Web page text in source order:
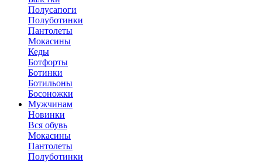
Полусапоги
Полуботинки
Пантолеты
Мокасины
Кеды
Ботфорты
Ботинки
Ботильоны
Босоножки
Мужчинам
Новинки
Вся обувь
Мокасины
Пантолеты
Полуботинки